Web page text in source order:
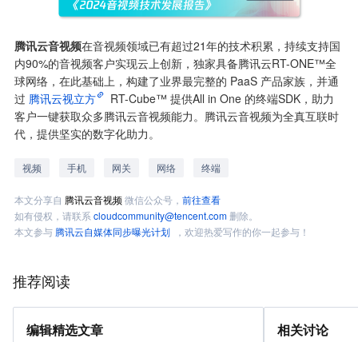
腾讯云音视频在音视频领域已有超过21年的技术积累，持续支持国
内90%的音视频客户实现云上创新，独家具备腾讯云RT-ONE™全
球网络，在此基础上，构建了业界最完整的 PaaS 产品家族，并通
过 腾讯云视立方
RT-Cube™ 提供All in One 的终端SDK，助力
客户一键获取众多腾讯云音视频能力。腾讯云音视频为全真互联时
代，提供坚实的数字化助力。
视频 手机 网关 网络 终端
本文分享自 腾讯云音视频微信公众号， 前往查看
如有侵权，请联系 cloudcommunity@tencent.com删除。
本文参与 腾讯云自媒体同步曝光计划 ，欢迎热爱写作的你一起参与！
推荐阅读
编辑精选文章 相关讨论